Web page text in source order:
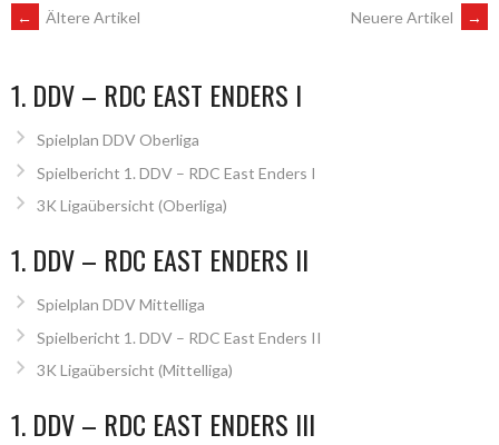
BEITRAGSNAVIGATION
← Ältere Artikel Neuere Artikel →
1. DDV – RDC EAST ENDERS I
Spielplan DDV Oberliga
Spielbericht 1. DDV – RDC East Enders I
3K Ligaübersicht (Oberliga)
1. DDV – RDC EAST ENDERS II
Spielplan DDV Mittelliga
Spielbericht 1. DDV – RDC East Enders II
3K Ligaübersicht (Mittelliga)
1. DDV – RDC EAST ENDERS III